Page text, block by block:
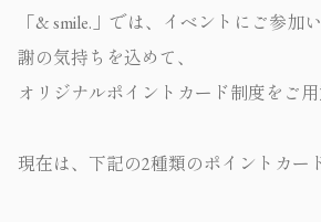
「& smile.」では、イベントにご参加
謝の気持ちを込めて、
オリジナルポイントカード制度をご用
現在は、下記の2種類のポイントカー